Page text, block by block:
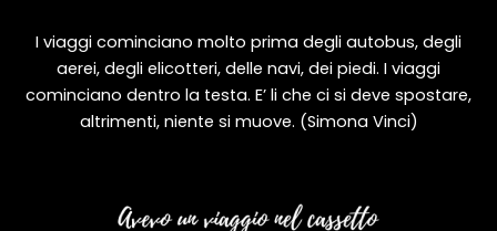
I viaggi cominciano molto prima degli autobus, degli
aerei, degli elicotteri, delle navi, dei piedi. I viaggi
cominciano dentro la testa. E’ li che ci si deve spostare,
altrimenti, niente si muove. (Simona Vinci)